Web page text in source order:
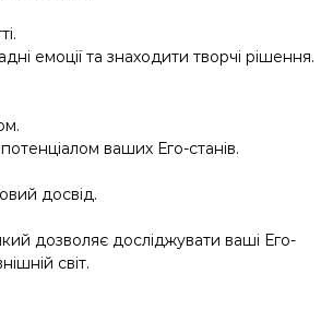
емоції та знаходити творчі рішення.
ваших Его-станів.
досвід.
дозволяє досліджувати ваші Его-
світ.